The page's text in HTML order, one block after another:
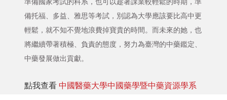
備托福、多益、雅思等考試，別認為大學應該要比高中更
輕鬆，就不知不覺地浪費掉寶貴的時間。而未來的她，也
將繼續帶著積極、負責的態度，努力為臺灣的中藥鑑定、
中藥發展做出貢獻。
點我查看 中國醫藥大學中國藥學暨中藥資源學系